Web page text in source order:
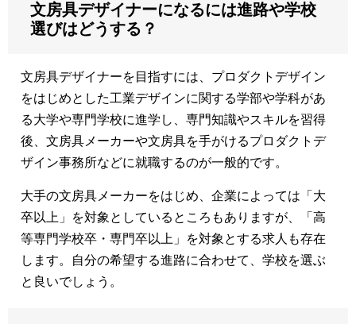
文房具デザイナーになるには進路や学校
選びはどうする？
文房具デザイナーを目指すには、プロダクトデザイン
をはじめとした工業デザインに関する学部や学科があ
る大学や専門学校に進学し、専門知識やスキルを習得
後、文房具メーカーや文房具を手がけるプロダクトデ
ザイン事務所などに就職するのが一般的です。
大手の文房具メーカーをはじめ、企業によっては「大
卒以上」を対象としているところもありますが、「高
等専門学校卒・専門卒以上」を対象とする求人も存在
します。自分の希望する進路に合わせて、学校を選ぶ
と良いでしょう。